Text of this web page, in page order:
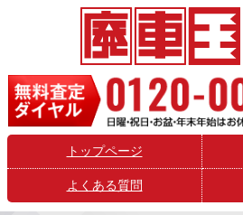
トップページ
よくある質問